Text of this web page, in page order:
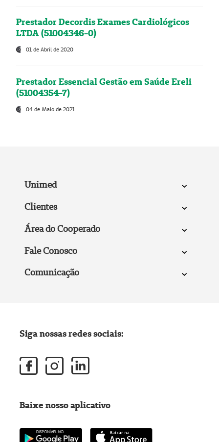
Prestador Decordis Exames Cardiológicos
LTDA (51004346-0)
01 de Abril de 2020
Prestador Essencial Gestão em Saúde Ereli
(51004354-7)
04 de Maio de 2021
Unimed
Clientes
Área do Cooperado
Fale Conosco
Comunicação
Siga nossas redes sociais:
Baixe nosso aplicativo